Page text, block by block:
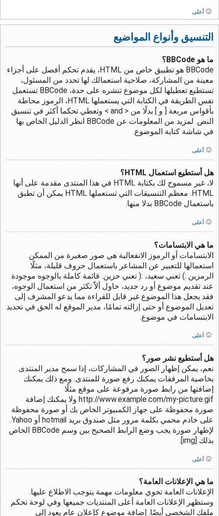
أعلى
التنسيق وأنواع المواضيع
ما هو BBCode؟
BBCode هو تطبيق خاص من HTML، يقدم تحكم أفصل على أجزاء
معينة من المشاركة، صلاحية استعمالك لها تحدد من المسئول،
تستطيع تعطيلها لكل موضوع تنشره على حدة، BBCode تستعمل
نفس الطريقة في الكتابة التي يستعملها HTML، الرموز محاطة
بأقواس مربعة [ و ] بدلًا من < and > وتعطي تحكما أكثر في تنسيق
النص. لمزيد من المعلومات عن BBCode انظر الدليل الخاص بها
في شاشة كتابة الموضوع.
أعلى
هل أستطيع استعمال HTML؟
لا، غير مسموح لك بكتابة HTML في هذا المنتدى مقدمة على أنها
HTML. معظم التنسيقات التي تستعملها HTML يمكن أن تطبق
باستعمال BBCode بدلا منها.
أعلى
ما هي الابتسامات؟
الابتسامات أو الرموز الانفعالية هي صور صغيرة من الممكن
استعمالها للتعبير عن المشاعر باستعمال حروف قليلة، مثلًا
الرمزين :) تعني سعيد، :( تعني حزين. قائمة كاملة بالوجوه موجودة
عند تقديم موضوع أو رد جديد، حاول ألاّ تكثر من استعمال الوجوه،
فقد يجعل هذا الموضوع غير قابل للقراءة مما يدعو المشرف إلى
تعديل الموضوع أو حتى إزالته تمامًا، مدير الموقع له الحق في تحديد
الابتسامات في موضوع.
أعلى
هل أستطيع نشر صور؟
نعم، يمكن إظهار الصور في المشاركات، إذا سمح مدير المنتدى
بخاصية المرفقات يمكنك رفع صورة للمنتدى. ومع ذلك يمكنك
إضافتها من رابط صورة مرفوعة على موقع مثلًا
http://www.example.com/my-picture.gif ولا يمكنك إضافة
صورة محفوظة على جهاز الكمبيوتر الخاص بك أو صورة محفوظة
على خادم محمي بكلمة مرور مثل صندوق بريد hotmail أو Yahoo.
لإظهار صورة يجب وضع الرابط الصحيح بين وسم BBCode الخاص
بذلك [img].
أعلى
ما هي الإعلانات العامة؟
الإعلانات العامة تحوي معلومات مهمة يتوجب الاطلاع عليها.
وستظهر الإعلانات العامة أعلى المنتديات جميعها وفي لوحة تحكم
ملفك الشخصي أيضًا. إضافة موضوع كإعلان عام يعود إلى